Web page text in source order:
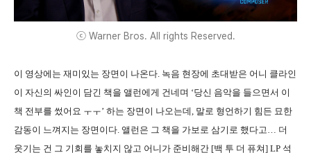
ⓒ Warner Bros. All rights Reserved.
이 영상에는 재미있는 장면이 나온다. 녹음 현장에 초대받은 어니 클라인
이 자신의 싸인이 담긴 책을 앨런에게 건네며 ‘당신 음악을 들으면서 이
책 전부를 썼어요 ㅜㅜ’ 하는 장면이 나오는데, 말로 형언하기 힘든 묘한
감동이 느껴지는 장면이다. 앨런은 그 책을 가보로 삼기로 했다고… 더
웃기는 건 그 기회를 놓치지 않고 어니가 준비해간 [백 투 더 퓨쳐] LP 석